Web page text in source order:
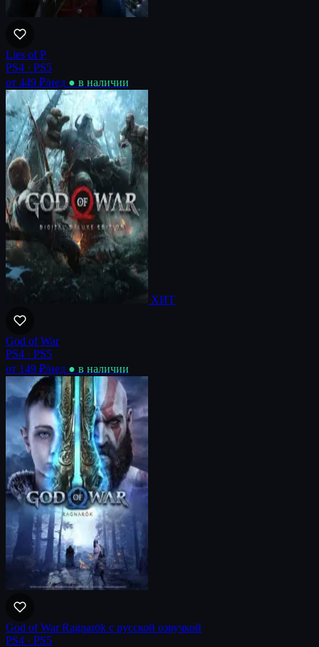
Lies of P
PS4 · PS5
от 449 ₽/нед ● в наличии
ХИТ
God of War
PS4 · PS5
от 149 ₽/нед ● в наличии
God of War Ragnarök с русской озвучкой
PS4 · PS5